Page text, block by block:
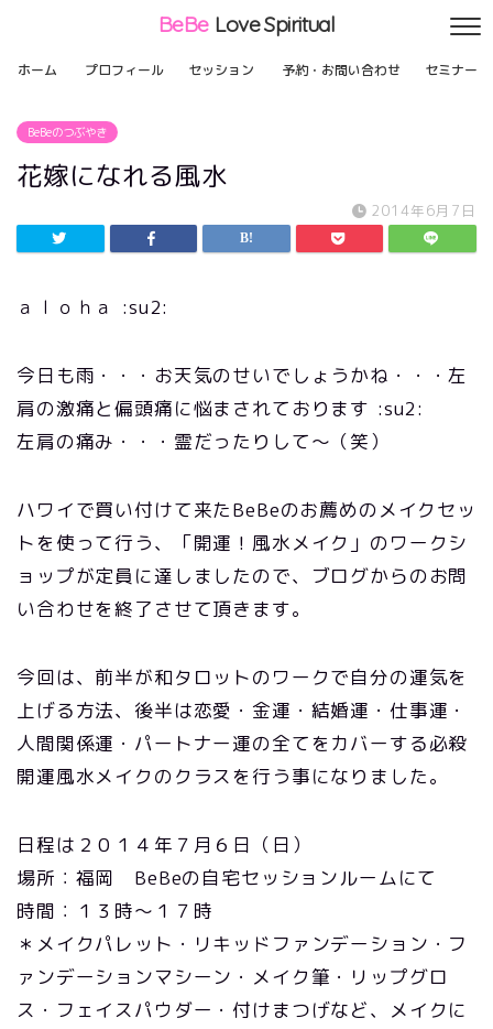
BeBe Love Spiritual
ホーム プロフィール セッション 予約・お問い合わせ セミナー
BeBeのつぶやき
花嫁になれる風水
2014年6月7日
ａｌｏｈａ :su2:
今日も雨・・・お天気のせいでしょうかね・・・左
肩の激痛と偏頭痛に悩まされております :su2:
左肩の痛み・・・霊だったりして〜（笑）
ハワイで買い付けて来たBeBeのお薦めのメイクセッ
トを使って行う、「開運！風水メイク」のワークシ
ョップが定員に達しましたので、ブログからのお問
い合わせを終了させて頂きます。
今回は、前半が和タロットのワークで自分の運気を
上げる方法、後半は恋愛・金運・結婚運・仕事運・
人間関係運・パートナー運の全てをカバーする必殺
開運風水メイクのクラスを行う事になりました。
日程は２０１４年７月６日（日）
場所：福岡 BeBeの自宅セッションルームにて
時間：１３時〜１７時
＊メイクパレット・リキッドファンデーション・フ
ァンデーションマシーン・メイク筆・リップグロ
ス・フェイスパウダー・付けまつげなど、メイクに